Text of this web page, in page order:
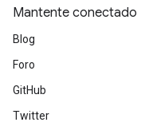
Mantente conectado
Blog
Foro
GitHub
Twitter